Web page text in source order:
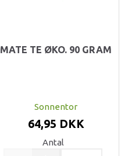
MATE TE ØKO. 90 GRAM
Sonnentor
64,95 DKK
Antal